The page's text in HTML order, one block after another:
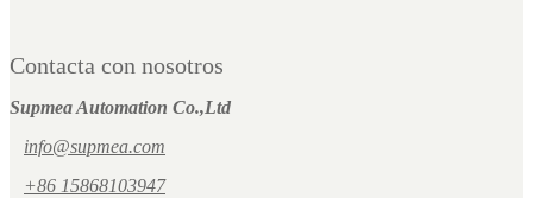
Contacta con nosotros
Supmea Automation Co.,Ltd
info@supmea.com
+86 15868103947